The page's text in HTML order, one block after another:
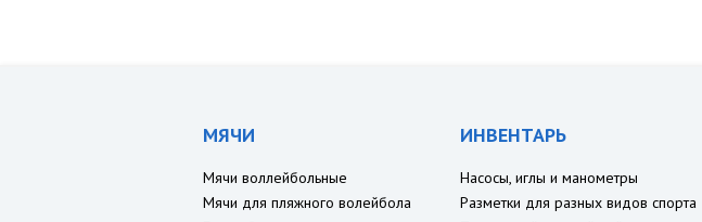
МЯЧИ
Мячи воллейбольные
Мячи для пляжного волейбола
ИНВЕНТАРЬ
Насосы, иглы и манометры
Разметки для разных видов спорта